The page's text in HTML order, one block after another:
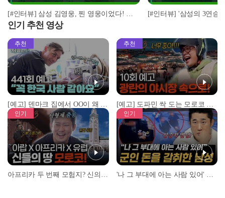
[#인터뷰] 삼성 김영웅, 찐 영웅이었다! 통산 두 번째 만루홈런 폭발 I #베이스볼투나잇 2025.03.25
인기 추천 영상
추천
[예고] 덴마크 집에서 OO이 왜 나와...? 이상할 정도로 한국을 사랑하는 우리 형을 제보합니다!
추천
[예고] 도파민 싹 도는 모로코 야시장 투어!
인기 인기